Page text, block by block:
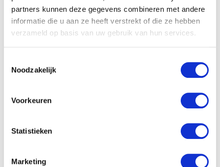
partners kunnen deze gegevens combineren met andere
informatie die u aan ze heeft verstrekt of die ze hebben
verzameld op basis van uw gebruik van hun services.
Noodzakelijk
Voorkeuren
Statistieken
Marketing